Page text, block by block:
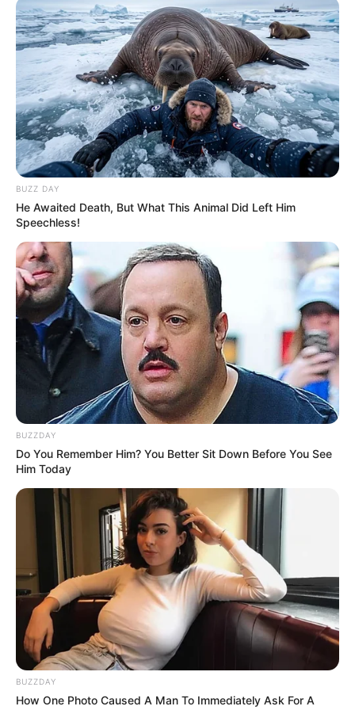
Voir leurs dernières vidéos.
L’accès au site est 100% gratuit, on vous sollicite s.v.p
pour nous soutenir avec un petit clic sur un des
boutons, merci à vous.
UTILE PAS
BUZZ DAY
He Awaited Death, But What This Animal Did Left Him
Speechless!
BUZZDAY
Do You Remember Him? You Better Sit Down Before You See
Him Today
BUZZDAY
How One Photo Caused A Man To Immediately Ask For A